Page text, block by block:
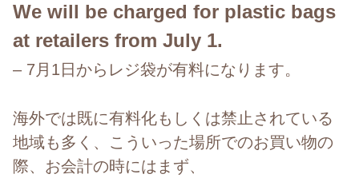
We will be charged for plastic bags
at retailers from July 1.
– 7 月 1 日からレジ袋が有料になります。
海外では既に有料化もしくは禁止されている
地域も多く、こういった場所でのお買い物の
際、お会計の時にはまず、